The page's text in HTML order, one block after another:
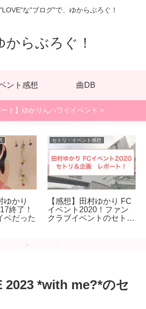
な"ブログ"で、ゆからぶろぐ！
からぶろぐ！
ント感想 曲DB
ート】ゆかりんハワイイベント >
ゆかり
終了！
ベだった
セトリ・イベント感想
【感想】田村ゆかり FC
イベント2020！ファン
クラブイベントのセトリ
2023 *with me?*のセ